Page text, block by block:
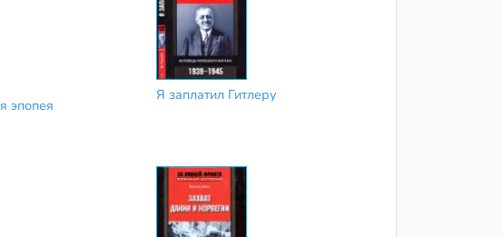
эпопея
Я заплатил Гитлеру